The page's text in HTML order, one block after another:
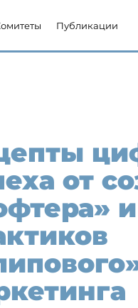
Публикации
от
и